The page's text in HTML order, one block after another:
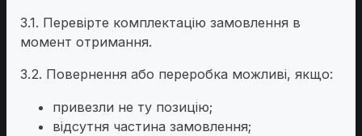
3.1. Перевірте комплектацію замовлення в
момент отримання.
3.2. Повернення або переробка можливі, якщо:
привезли не ту позицію;
відсутня частина замовлення;